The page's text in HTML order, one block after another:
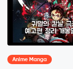
Anime Manga